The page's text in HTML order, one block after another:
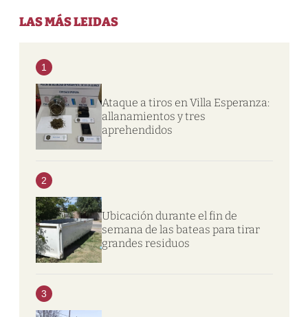
LAS MÁS LEIDAS
1
Ataque a tiros en Villa Esperanza:
allanamientos y tres
aprehendidos
2
Ubicación durante el fin de
semana de las bateas para tirar
grandes residuos
3